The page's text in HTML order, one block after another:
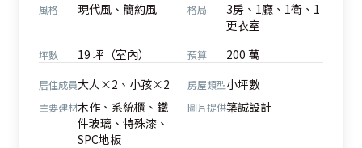
風格 現代風、簡約風 格局
3房、1廳、1衛、1
更衣室
坪數 19 坪（室內） 預算 200 萬
居住成員大人×2、小孩×2 房屋類型小坪數
主要建材木作、系統櫃、鐵
件玻璃、特殊漆、
SPC地板
圖片提供築誠設計